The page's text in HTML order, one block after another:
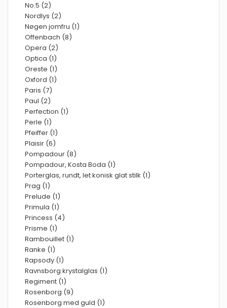
No.5 (2)
Nordlys (2)
Nøgen jomfru (1)
Offenbach (8)
Opera (2)
Optica (1)
Oreste (1)
Oxford (1)
Paris (7)
Paul (2)
Perfection (1)
Perle (1)
Pfeiffer (1)
Plaisir (6)
Pompadour (8)
Pompadour, Kosta Boda (1)
Porterglas, rundt, let konisk glat stilk (1)
Prag (1)
Prelude (1)
Primula (1)
Princess (4)
Prisme (1)
Rambouillet (1)
Ranke (1)
Rapsody (1)
Ravnsborg krystalglas (1)
Regiment (1)
Rosenborg (9)
Rosenborg med guld (1)